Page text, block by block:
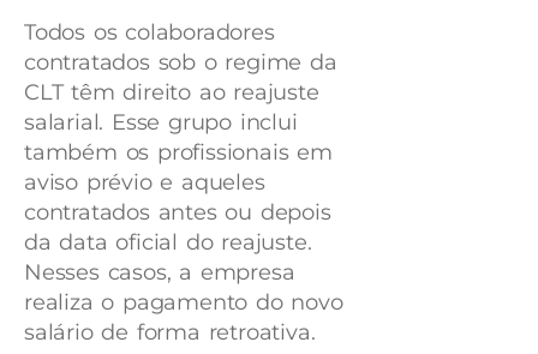
Todos os colaboradores
contratados sob o regime da
CLT têm direito ao reajuste
salarial. Esse grupo inclui
também os profissionais em
aviso prévio e aqueles
contratados antes ou depois
da data oficial do reajuste.
Nesses casos, a empresa
realiza o pagamento do novo
salário de forma retroativa.